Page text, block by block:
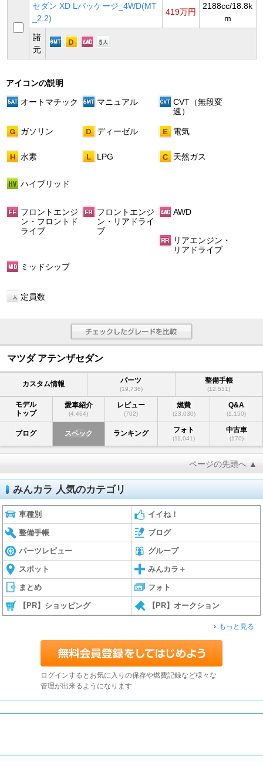
セダン XD Lパッケージ_4WD(MT
_2.2)
419万円
2188cc/18.8k
m
諸
元
アイコンの説明
オートマチック
マニュアル
CVT（無段変
速）
ガソリン ディーゼル 電気
水素 LPG 天然ガス
ハイブリッド
フロントエンジ
ン・フロントド
ライブ
フロントエンジ
ン・リアドライ
ブ
AWD
リアエンジン・
リアドライブ
ミッドシップ
定員数
マツダ アテンザセダン
カスタム情報 パーツ
(19,736)
整備手帳
(12,531)
モデル
トップ
愛車紹介
(4,464)
レビュー
(702)
燃費
(23,030)
Q&A
(1,150)
ブログ スペック ランキング フォト
(11,041)
中古車
(170)
ページの先頭へ ▲
みんカラ 人気のカテゴリ
車種別 イイね！
整備手帳 ブログ
パーツレビュー グループ
スポット みんカラ＋
まとめ フォト
【PR】ショッピング 【PR】オークション
もっと見る
ログインするとお気に入りの保存や燃費記録など様々な
管理が出来るようになります